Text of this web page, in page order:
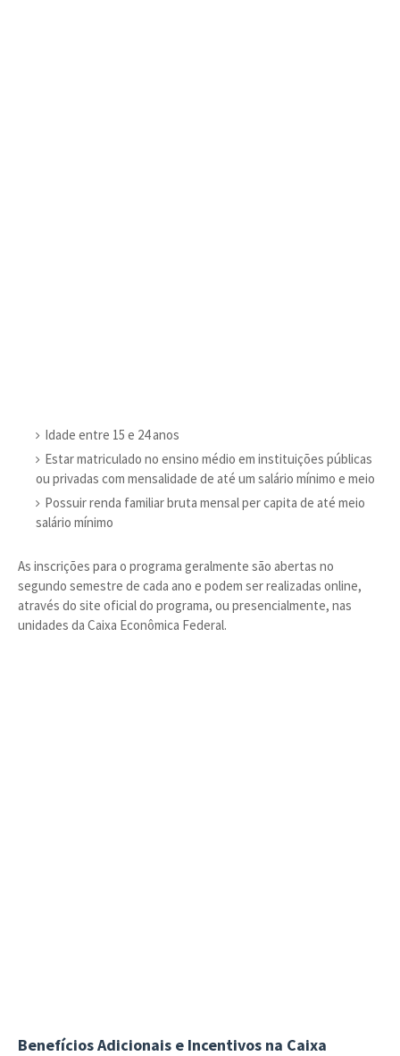
Idade entre 15 e 24 anos
Estar matriculado no ensino médio em instituições públicas
ou privadas com mensalidade de até um salário mínimo e meio
Possuir renda familiar bruta mensal per capita de até meio
salário mínimo
As inscrições para o programa geralmente são abertas no
segundo semestre de cada ano e podem ser realizadas online,
através do site oficial do programa, ou presencialmente, nas
unidades da Caixa Econômica Federal.
Benefícios Adicionais e Incentivos na Caixa